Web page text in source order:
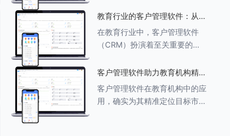
与共享 客户管理软件作为强大
的信息存储库，能够整合并记录
学生的基本信息（如姓名、年
龄、联
教育行业的客户管理软件：从招
生到毕业的全方位管理
在教育行业中，客户管理软件
（CRM）扮演着至关重要的角
全方位管理，提升教育机构的管
理效率和学员满意度。以下是一
些适合教育行业的CRM软件及
其功能特点：
客户管理软件助力教育机构精准
定位目标市场
客户管理软件在教育机构中的应
用，确实为其精准定位目标市场